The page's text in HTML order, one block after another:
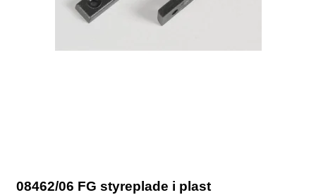
08462/06 FG styreplade i plast